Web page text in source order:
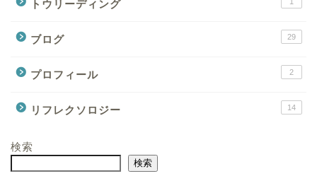
トウリーディング
ブログ 29
プロフィール 2
リフレクソロジー 14
検索
検索